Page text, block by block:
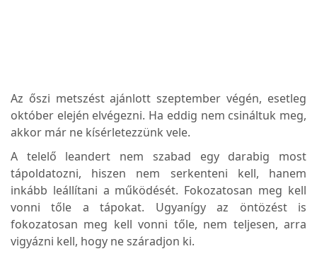
Az őszi metszést ajánlott szeptember végén, esetleg
október elején elvégezni. Ha eddig nem csináltuk meg,
akkor már ne kísérletezzünk vele.
A telelő leandert nem szabad egy darabig most
tápoldatozni, hiszen nem serkenteni kell, hanem
inkább leállítani a működését. Fokozatosan meg kell
vonni tőle a tápokat. Ugyanígy az öntözést is
fokozatosan meg kell vonni tőle, nem teljesen, arra
vigyázni kell, hogy ne száradjon ki.